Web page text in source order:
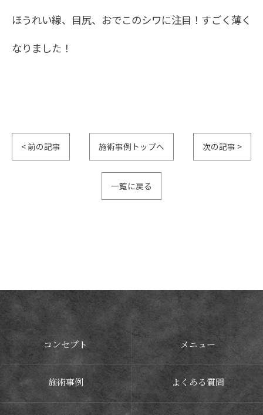
ほうれい線、目尻、おでこのシワに注目！すごく薄く
なりました！
< 前の記事 施術事例トップへ 次の記事 >
一覧に戻る
コンセプト メニュー
施術事例 よくある質問